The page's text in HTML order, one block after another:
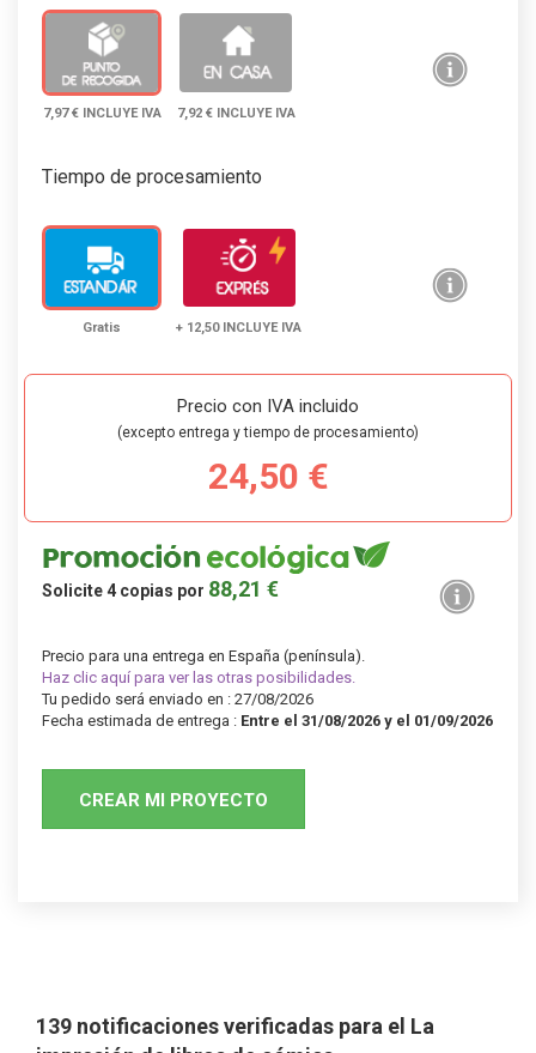
7,97 € INCLUYE IVA 7,92 € INCLUYE IVA
Tiempo de procesamiento
Gratis + 12,50 INCLUYE IVA
Precio con IVA incluido
(excepto entrega y tiempo de procesamiento)
24,50 €
Solicite4 copias por 88,21 €
Precio para una entrega en España (península).
Haz clic aquí para ver las otras posibilidades.
Tu pedido será enviado en : 27/08/2026
Fecha estimada de entrega : Entre el 31/08/2026 y el 01/09/2026
139 notificaciones verificadas para el La